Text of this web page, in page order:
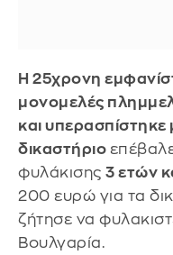
Η 25χρονη
μονομελές
και
δικαστήριο
φυλάκισης 3 ετών
200 ευρώ για τα
ζήτησε να
Βουλγαρία.